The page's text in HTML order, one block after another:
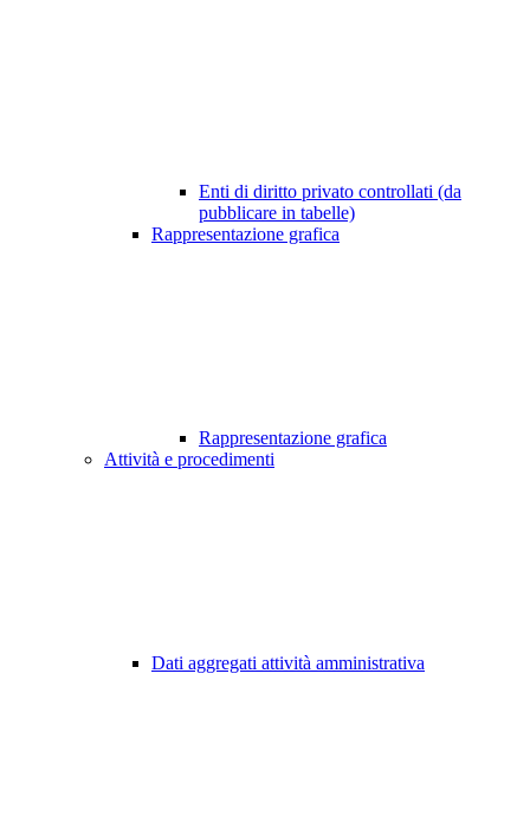
Enti di diritto privato controllati (da
pubblicare in tabelle)
Rappresentazione grafica
Rappresentazione grafica
Attività e procedimenti
Dati aggregati attività amministrativa